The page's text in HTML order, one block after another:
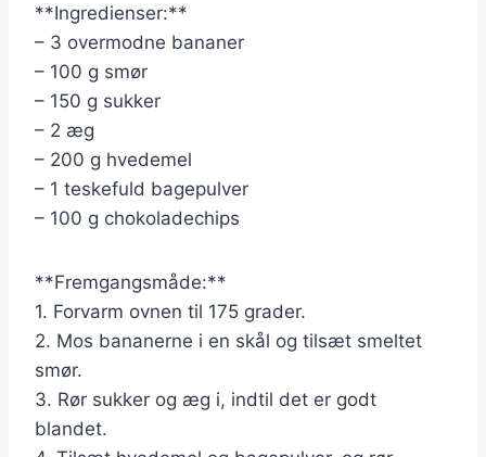
**Ingredienser:**
– 3 overmodne bananer
– 100 g smør
– 150 g sukker
– 2 æg
– 200 g hvedemel
– 1 teskefuld bagepulver
– 100 g chokoladechips
**Fremgangsmåde:**
1. Forvarm ovnen til 175 grader.
2. Mos bananerne i en skål og tilsæt smeltet
smør.
3. Rør sukker og æg i, indtil det er godt
blandet.